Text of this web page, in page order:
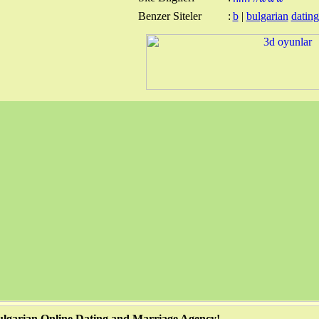
Benzer Siteler
: b| bulgarian dating